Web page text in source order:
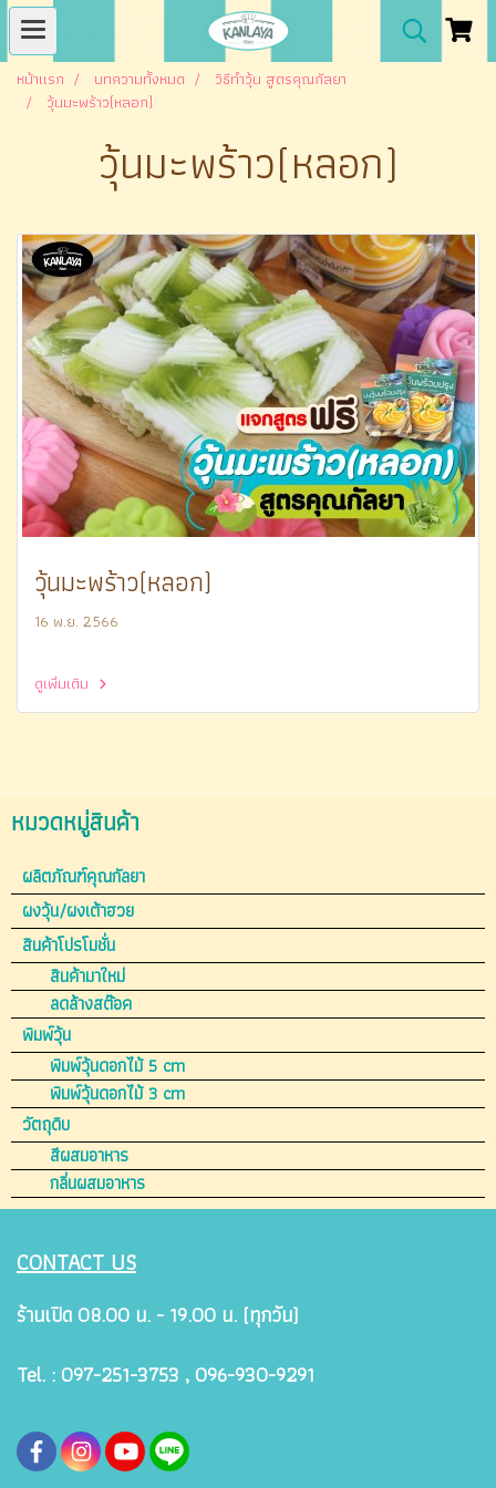
หน้าแรก บทความทั้งหมด
วิธีทำวุ้น สูตรคุณกัลยา
วุ้นมะพร้าว(หลอก)
วุ้นมะพร้าว(หลอก)
วุ้นมะพร้าว(หลอก)
16 พ.ย. 2566
ดูเพิ่มเติม
หมวดหมู่สินค้า
ผลิตภัณฑ์คุณกัลยา
ผงวุ้น/ผงเต้าฮวย
สินค้าโปรโมชั่น
สินค้ามาใหม่
ลดล้างสต๊อค
พิมพ์วุ้น
พิมพ์วุ้นดอกไม้ 5 cm
พิมพ์วุ้นดอกไม้ 3 cm
วัตถุดิบ
สีผสมอาหาร
กลิ่นผสมอาหาร
CONTACT US
ร้านเปิด 08.00 น. - 19.00 น. (ทุกวัน)
Tel. : 097-251-3753 , 096-930-9291